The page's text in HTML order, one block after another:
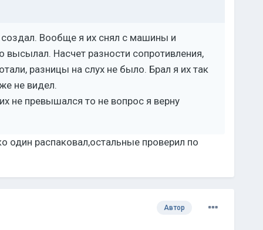
создал. Вообще я их снял с машины и
Насчет разности сопротивления,
разницы на слух не было. Брал я их так
не видел.
не превышался то не вопрос я верну
распаковал,остальные проверил по
Автор